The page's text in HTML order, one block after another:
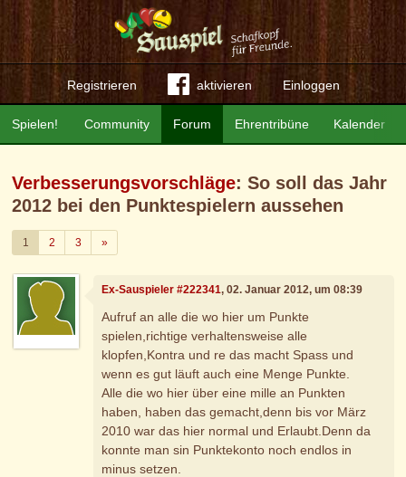
Registrieren aktivieren Einloggen
Community Forum Ehrentribüne Kalender
Spielen!
Verbesserungsvorschläge: So soll das Jahr
2012 bei den Punktespielern aussehen
1 2 3 »Weiter
Ex-Sauspieler #222341, 02. Januar 2012, um 08:39
Aufruf an alle die wo hier um Punkte
spielen,richtige verhaltensweise alle
klopfen,Kontra und re das macht Spass und
wenn es gut läuft auch eine Menge Punkte.
Alle die wo hier über eine mille an Punkten
haben, haben das gemacht,denn bis vor März
2010 war das hier normal und Erlaubt.Denn da
konnte man sin Punktekonto noch endlos in
minus setzen.